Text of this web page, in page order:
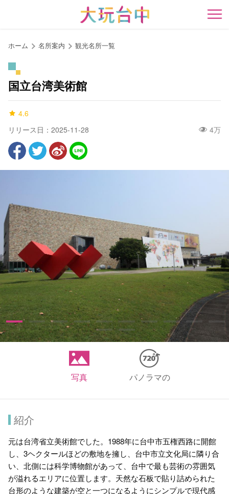
開
ホーム 名所案内 観光名所一覧
国立台湾美術館
4.6
リリース日：2025-11-28
4万
写真 パノラマの
紹介
元は台湾省立美術館でした。1988年に台中市五権西路に開館
し、3ヘクタールほどの敷地を擁し、台中市立文化局に隣り合
い、北側には科学博物館があって、台中で最も芸術の雰囲気
が溢れるエリアに位置します。天然な石板で貼り詰められた
台形のような建築が空と一つになるようにシンプルで現代感